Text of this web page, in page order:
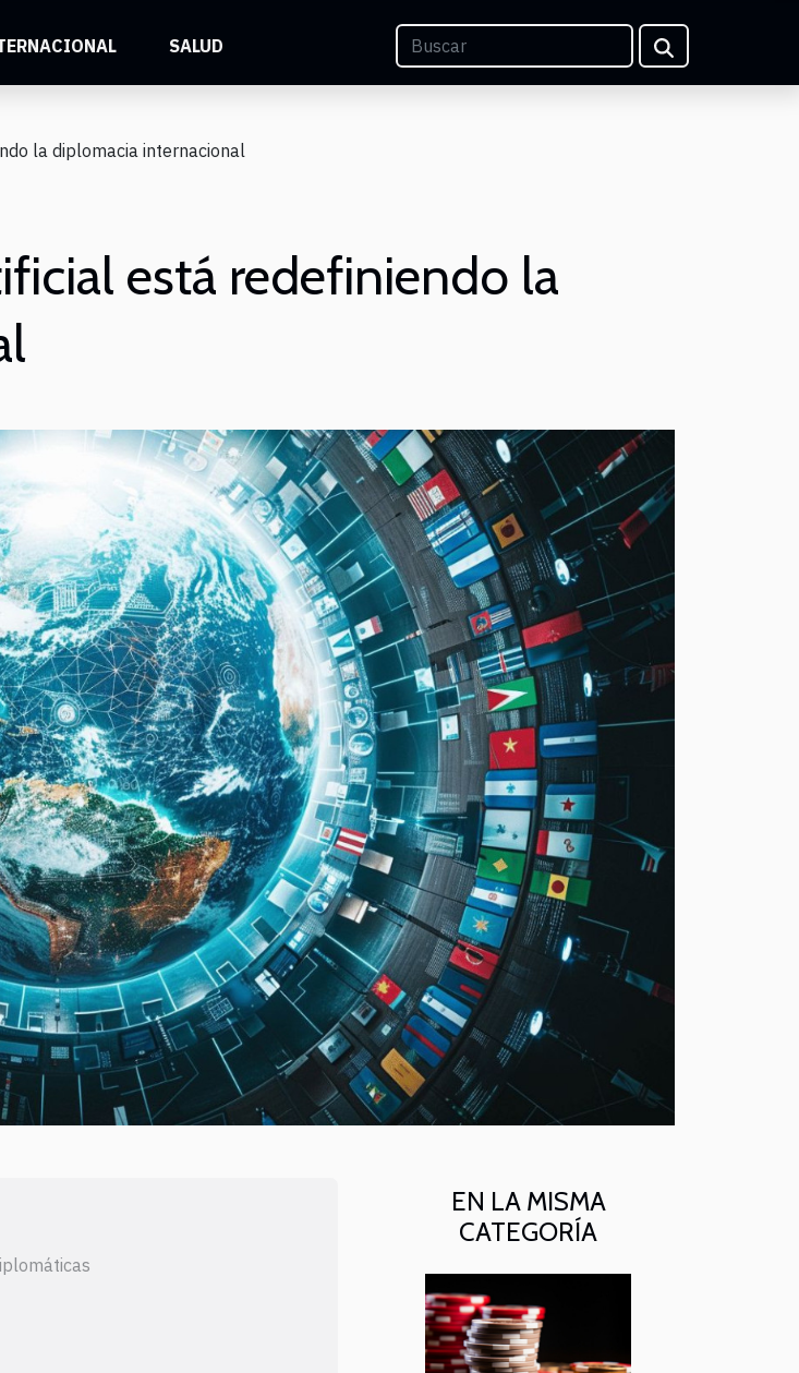
SALUD
la diplomacia internacional
está redefiniendo la
EN LA MISMA
CATEGORÍA